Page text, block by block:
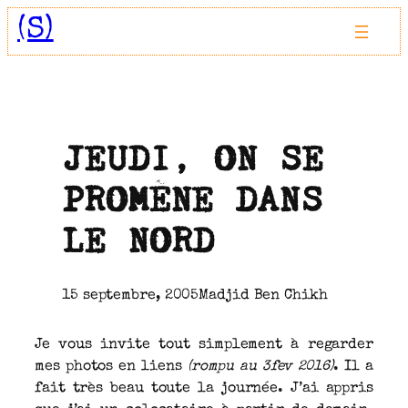
Aller
au(S)
JEUDI, ON SE
PROMÈNE DANS
LE NORD
15 septembre, 2005Madjid Ben Chikh
Je vous invite tout simplement à regarder
mes photos en liens (rompu au 3fev 2016). Il a
fait très beau toute la journée. J’ai appris